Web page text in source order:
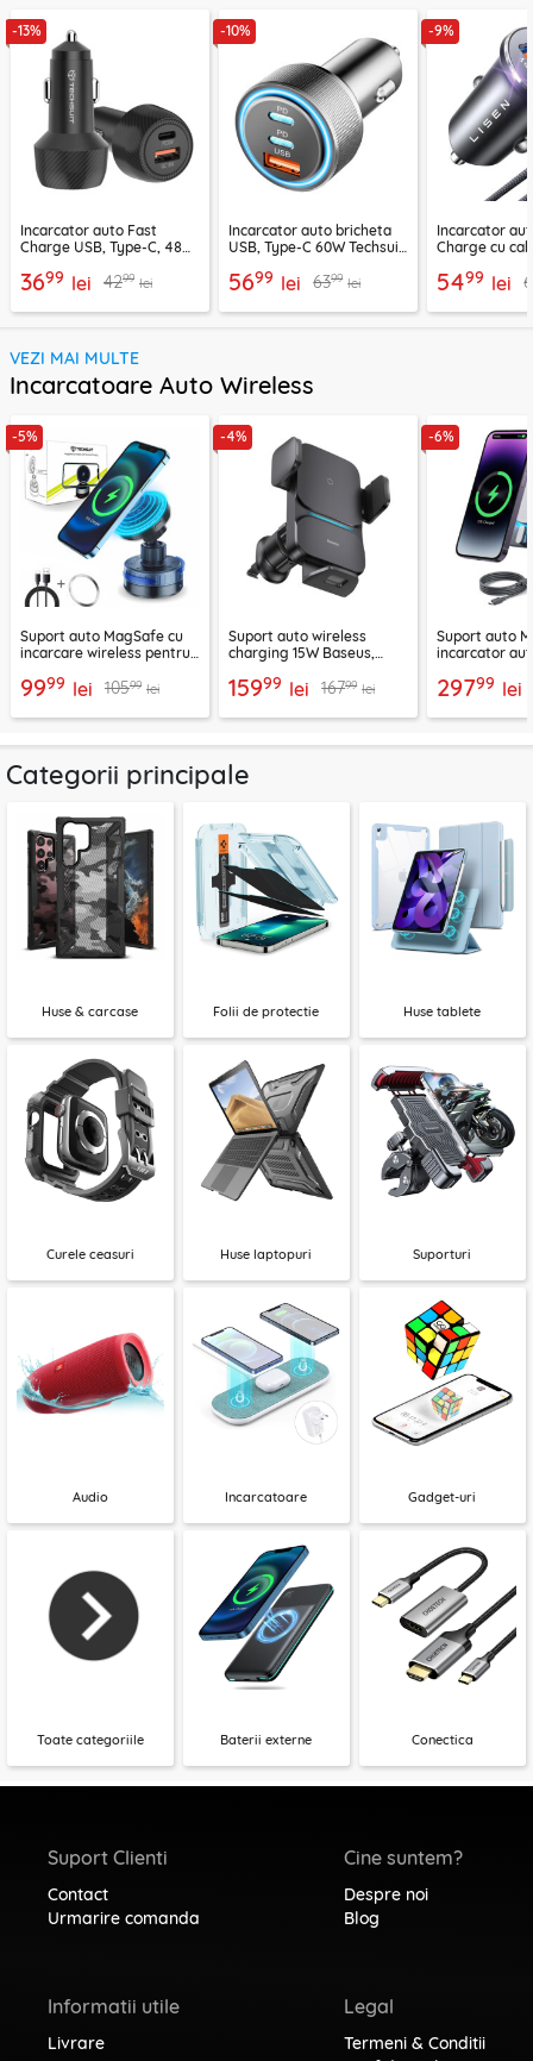
-13%
Incarcator auto Fast
Charge USB, Type-C, 48W
3699 lei 4299 lei
-10%
Incarcator auto bricheta
USB, Type-C 60W Techsuit
5699 lei 6399 lei
-9%
Incarcator
Charge cu
5499 lei
VEZI MAI MULTE
Incarcatoare Auto Wireless
-5%
Suport auto MagSafe cu
incarcare wireless pentru
ChargeMagX HOLD253
9999 lei 10599 lei
-4%
Suport auto wireless
charging 15W Baseus,
15999 lei 16799 lei
-6%
Suport auto
incarcator
29799 lei
Categorii principale
Huse & carcase Folii de protectie Huse tablete
Curele ceasuri Huse laptopuri Suporturi
Audio Incarcatoare Gadget-uri
Toate categoriile Baterii externe Conectica
Suport Clienti
Contact
Urmarire comanda
Informatii utile
Livrare
Cine suntem?
Despre noi
Blog
Legal
Termeni & Conditii